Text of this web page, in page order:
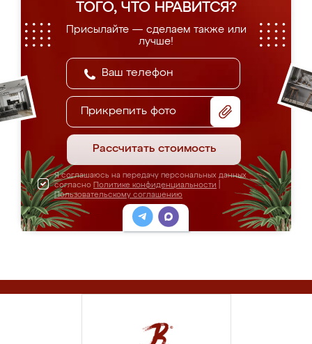
ТОГО, ЧТО НРАВИТСЯ?
Присылайте — сделаем также или
лучше!
Прикрепить фото
Рассчитать стоимость
Я соглашаюсь на передачу персональных данных
согласно Политике конфиденциальности
Пользовательскому соглашению